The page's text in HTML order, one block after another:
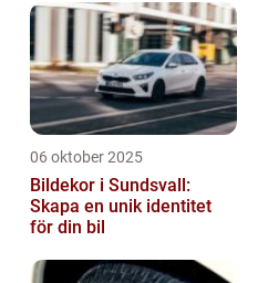
06 oktober 2025
Bildekor i Sundsvall:
Skapa en unik identitet
för din bil